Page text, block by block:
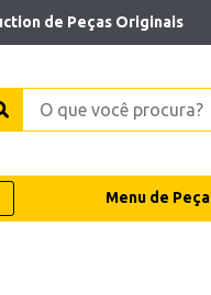
de Peças Originais
Menu de